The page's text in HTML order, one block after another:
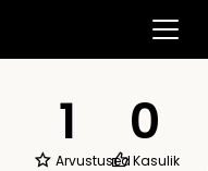
1
Arvustused
0
Kasulik